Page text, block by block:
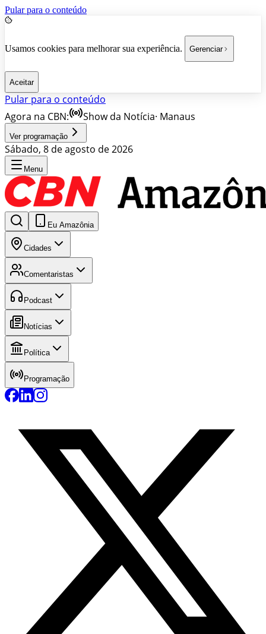
Pular para o conteúdo
Usamos cookies para melhorar sua experiência. Gerenciar
Aceitar
Pular para o conteúdo
Agora na CBN:
Show da Notícia· Manaus
Ver programação
Sábado, 8 de agosto de 2026
Menu
Eu Amazônia
Cidades
Comentaristas
Podcast
Notícias
Política
Programação